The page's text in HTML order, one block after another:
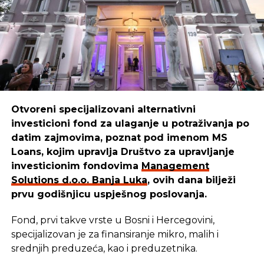
Boškoističe:
“Mi smo sredstva iskoristili da kreiramo,
unaprijedimo i pustimo u izdavaštvo udžbenike za
djecu, prilagođene raznim uzrastima. Danas naši
udžbenici pomažu mnogim mališanima da lakše
uče i odrastaju.”
REKLAMA
Cilj u Management Solutions -u ostaje isti: da
budemo pouzdan partner onima koji stvaraju,
razvijaju i unaprjeđuju našu zajednicu. Zato
nastavljaju istim putem — jer kada ulažu u ljude i
njihove ideje, ulažu u budućnost svih nas –
Otvoreni specijalizovani alternativni
investicioni fond za ulaganje u potraživanja po
datim zajmovima, poznat pod imenom MS
Loans, kojim upravlja Društvo za upravljanje
investicionim fondovima Management
Solutions d.o.o. Banja Luka, ovih dana bilježi
prvu godišnjicu uspješnog poslovanja.
Fond, prvi takve vrste u Bosni i Hercegovini,
specijalizovan je za finansiranje mikro, malih i
srednjih preduzeća, kao i preduzetnika.